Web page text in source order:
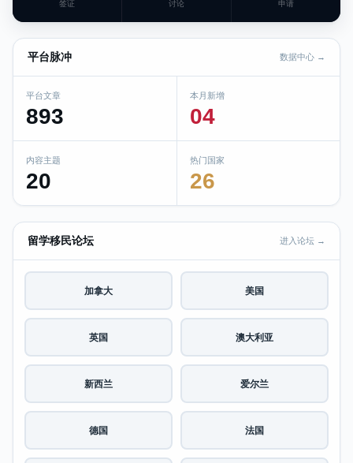
签证 讨论 申请
平台脉冲 数据中心 →
平台文章
893
本月新增
04
内容主题
20
热门国家
26
留学移民论坛 进入论坛 →
加拿大 美国
英国 澳大利亚
新西兰 爱尔兰
德国 法国